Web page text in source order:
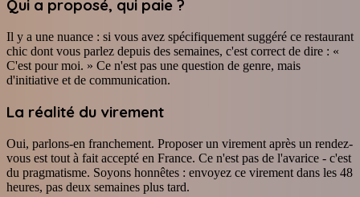
Qui a proposé, qui paie ?
Il y a une nuance : si vous avez spécifiquement suggéré ce restaurant
chic dont vous parlez depuis des semaines, c'est correct de dire : «
C'est pour moi. » Ce n'est pas une question de genre, mais
d'initiative et de communication.
La réalité du virement
Oui, parlons-en franchement. Proposer un virement après un rendez-
vous est tout à fait accepté en France. Ce n'est pas de l'avarice - c'est
du pragmatisme. Soyons honnêtes : envoyez ce virement dans les 48
heures, pas deux semaines plus tard.